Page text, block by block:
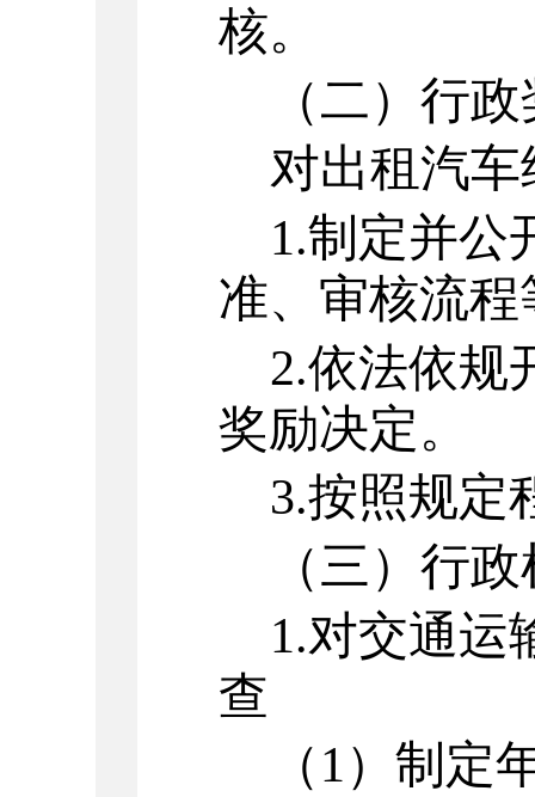
核。
（二）行
对出租汽
1.制定并公
准、审核流程
2.依法依规
奖励决定。
3.按照规定
（三）行
1.对交通运
查
（1） 制定